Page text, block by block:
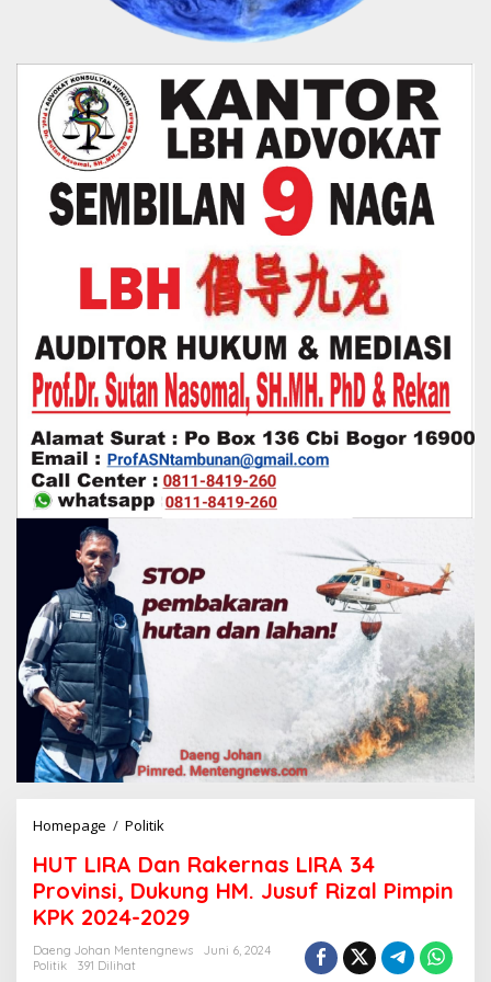
Homepage / Politik
T
L
I
R
A
HUT LIRA Dan Rakernas LIRA 34
Provinsi, Dukung HM. Jusuf Rizal Pimpin
KPK 2024-2029
Daeng Johan Mentengnews
Juni 6, 2024
Politik
391 Dilihat